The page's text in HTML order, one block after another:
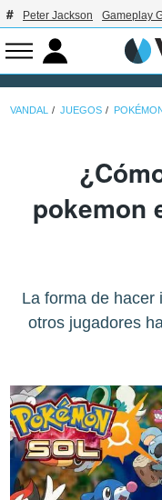
Peter Jackson Gameplay
VANDAL JUEGOS
pokemon
La forma de hacer
otros jugadores